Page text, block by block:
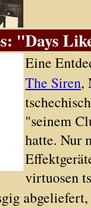
"Days
Eine
The Siren,
"seinem
hatte. Nur
virtuosen